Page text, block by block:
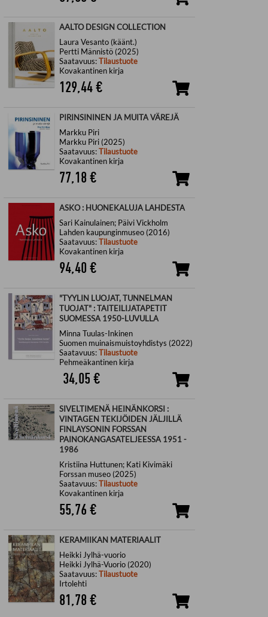
AALTO DESIGN COLLECTION
Laura Vesanto (käänt.)
Pertti Männistö (2025)
Saatavuus:Tilaustuote
Kovakantinen kirja
129,44€
PIRINSININEN JA MUITA VÄREJÄ
Markku Piri
Markku Piri (2025)
Saatavuus:Tilaustuote
Kovakantinen kirja
77,18 €
ASKO : HUONEKALUJA LAHDESTA
Sari Kainulainen; Päivi Vickholm
Lahden kaupunginmuseo (2016)
Saatavuus:Tilaustuote
Kovakantinen kirja
94,40 €
"TYYLIN LUOJAT, TUNNELMAN
TUOJAT" : TAITEILIJATAPETIT
SUOMESSA 1950-LUVULLA
Minna Tuulas-Inkinen
Suomen muinaismuistoyhdistys (2022)
Saatavuus:Tilaustuote
Pehmeäkantinen kirja
34,05 €
SIVELTIMENÄ HEINÄNKORSI :
VINTAGEN TEKIJÖIDEN JÄLJILLÄ
FINLAYSONIN FORSSAN
PAINOKANGASATELJEESSA 1951 -
1986
Kristiina Huttunen; Kati Kivimäki
Forssan museo (2025)
Saatavuus:Tilaustuote
Kovakantinen kirja
55,76 €
KERAMIIKAN MATERIAALIT
Heikki Jylhä-vuorio
Heikki Jylhä-Vuorio (2020)
Saatavuus:Tilaustuote
Irtolehti
81,78 €